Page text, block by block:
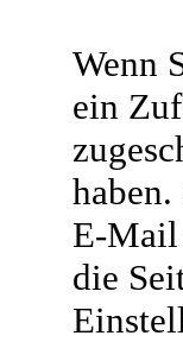
Wenn
ein
E-Mail
die